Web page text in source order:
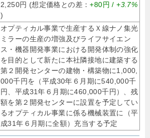
2,250円 (想定価格との差：+80円 /+3.7%
)
オプティカル事業で生産するＸ線ナノ集光
ミラーの生産の増強及びライフサイエン
ス・機器開発事業における開発体制の強化
を目的として新たに本社隣接地に建築する
第２開発センターの建物・構築物に1,000,
000千円を（平成30年６月期に540,000千
円、平成31年６月期に460,000千円）、残
額を第２開発センターに設置を予定してい
るオプティカル事業に係る機械装置に（平
成31年６月期に全額）充当する予定